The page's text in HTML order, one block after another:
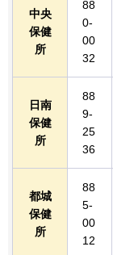
中央
保健
所
88
0-
00
32
日南
保健
所
88
9-
25
36
都城
保健
所
88
5-
00
12